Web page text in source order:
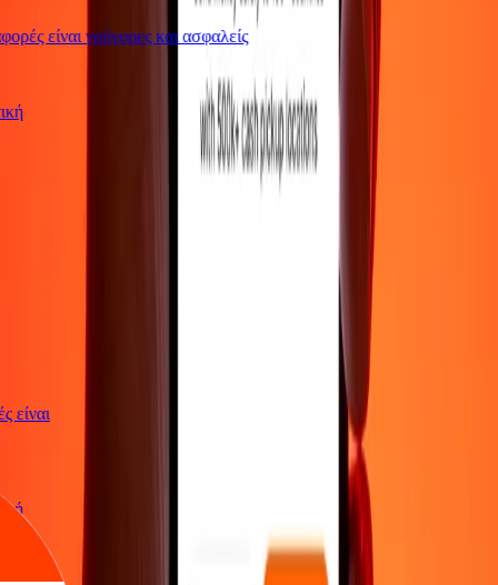
είναι γρήγορες και ασφαλείς
είναι